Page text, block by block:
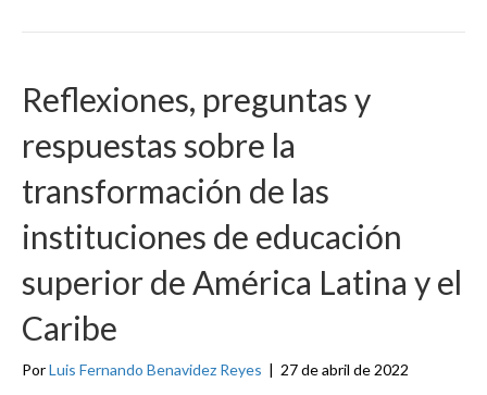
Reflexiones, preguntas y
respuestas sobre la
transformación de las
instituciones de educación
superior de América Latina y el
Caribe
PorLuis Fernando Benavidez Reyes | 27 de abril de 2022